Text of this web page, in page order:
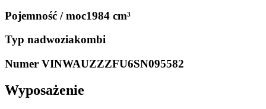
Pojemność / moc1984 cm³
Typ nadwoziakombi
Numer VINWAUZZZFU6SN095582
Wyposażenie